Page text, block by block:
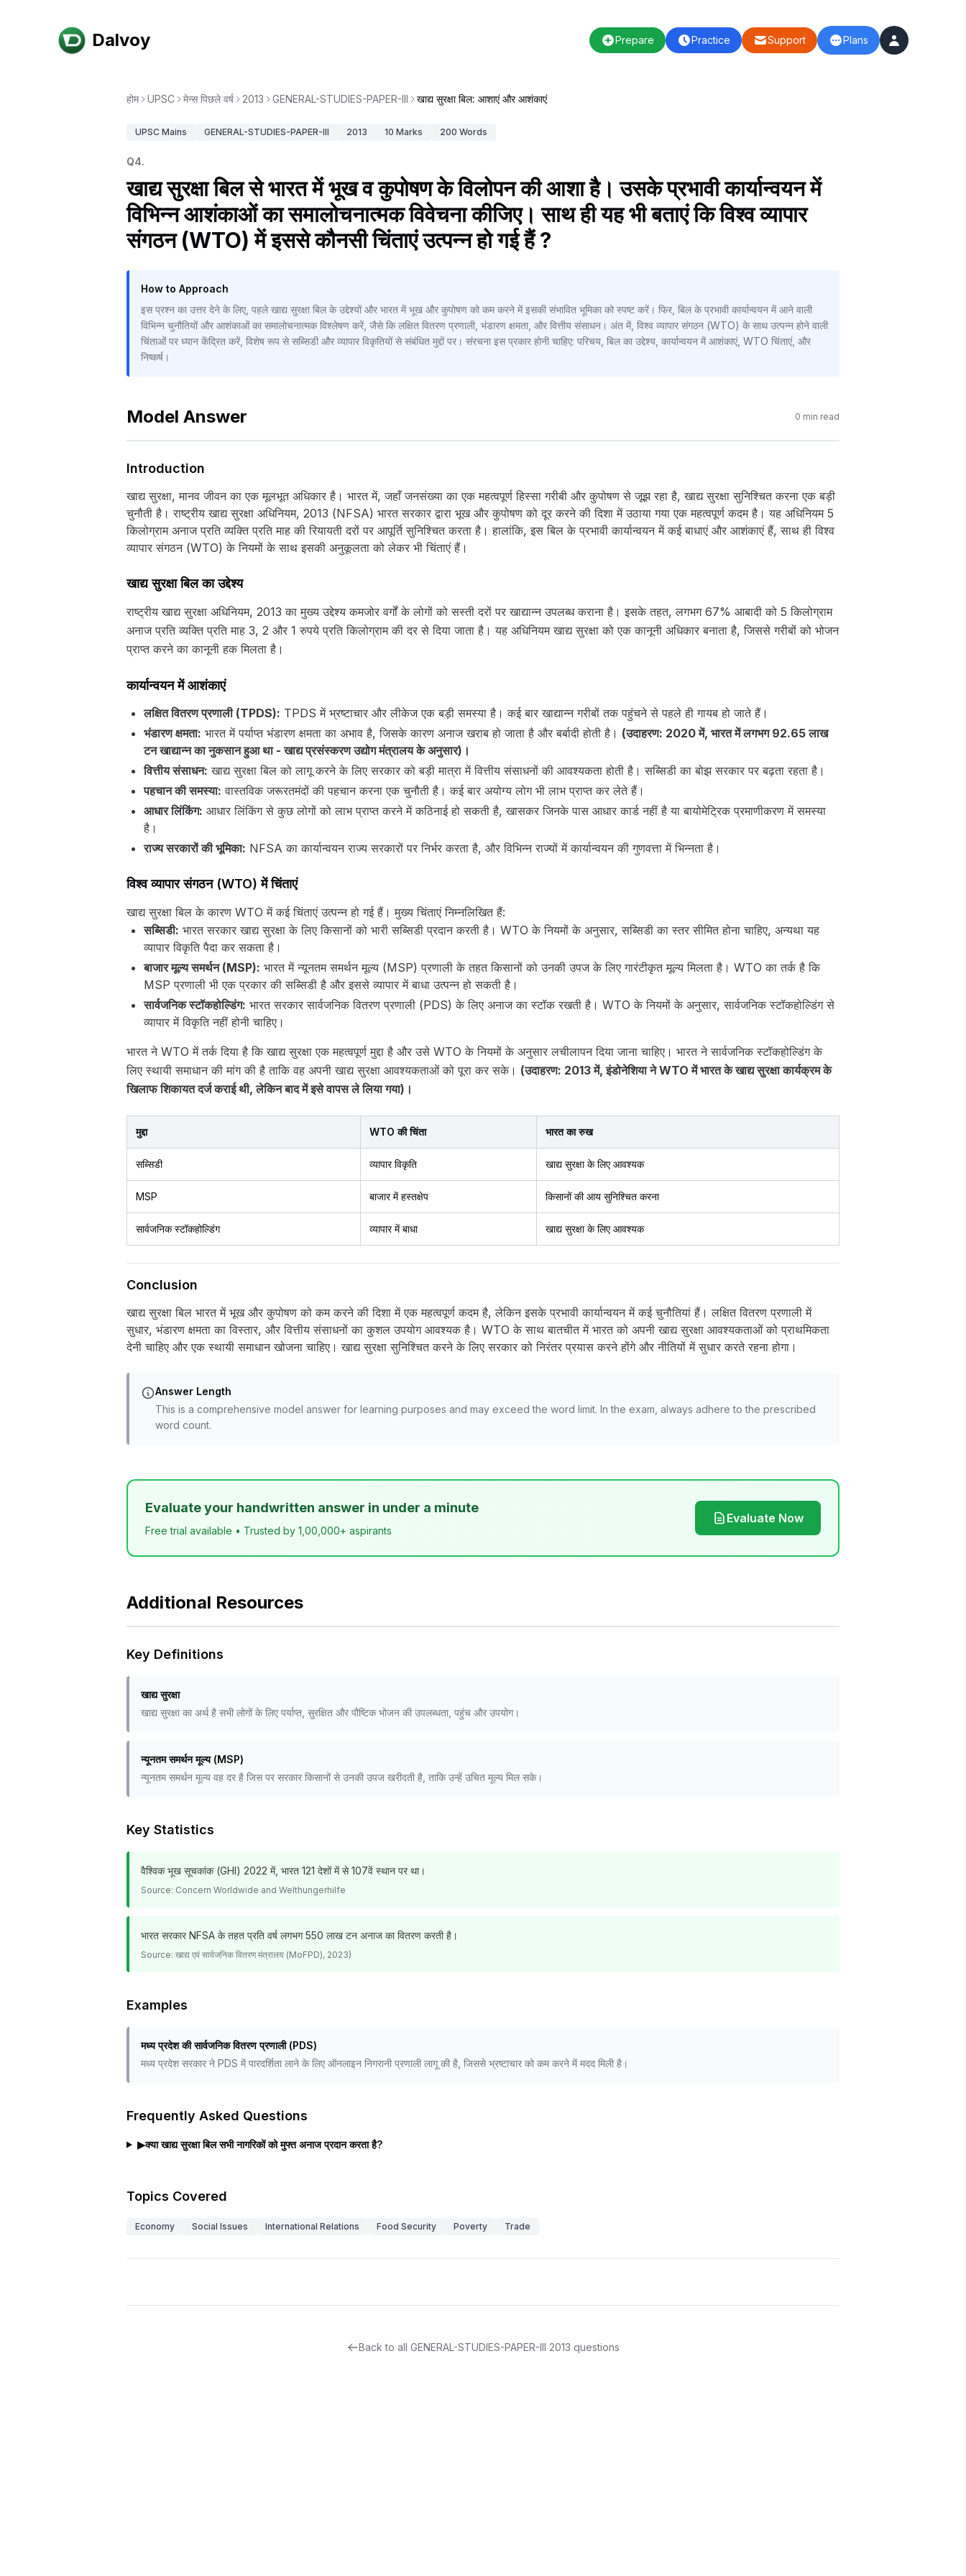
Dalvoy Prepare Practice Support Plans
होम UPSC मेन्स पिछले वर्ष 2013 GENERAL-STUDIES-PAPER-III खाद्य सुरक्षा बिल: आशाएं और आशंकाएं
UPSC Mains GENERAL-STUDIES-PAPER-III 2013 10 Marks 200 Words
Q4.
खाद्य सुरक्षा बिल से भारत में भूख व कुपोषण के विलोपन की आशा है। उसके प्रभावी कार्यान्वयन में
विभिन्न आशंकाओं का समालोचनात्मक विवेचना कीजिए। साथ ही यह भी बताएं कि विश्व व्यापार
संगठन (WTO) में इससे कौनसी चिंताएं उत्पन्न हो गई हैं ?
How to Approach
इस प्रश्न का उत्तर देने के लिए, पहले खाद्य सुरक्षा बिल के उद्देश्यों और भारत में भूख और कुपोषण को कम करने में इसकी संभावित भूमिका को स्पष्ट करें। फिर, बिल के प्रभावी कार्यान्वयन में आने वाली
विभिन्न चुनौतियों और आशंकाओं का समालोचनात्मक विश्लेषण करें, जैसे कि लक्षित वितरण प्रणाली, भंडारण क्षमता, और वित्तीय संसाधन। अंत में, विश्व व्यापार संगठन (WTO) के साथ उत्पन्न होने वाली
चिंताओं पर ध्यान केंद्रित करें, विशेष रूप से सब्सिडी और व्यापार विकृतियों से संबंधित मुद्दों पर। संरचना इस प्रकार होनी चाहिए: परिचय, बिल का उद्देश्य, कार्यान्वयन में आशंकाएं, WTO चिंताएं, और
निष्कर्ष।
Model Answer 0 min read
Introduction
खाद्य सुरक्षा, मानव जीवन का एक मूलभूत अधिकार है। भारत में, जहाँ जनसंख्या का एक महत्वपूर्ण हिस्सा गरीबी और कुपोषण से जूझ रहा है, खाद्य सुरक्षा सुनिश्चित करना एक बड़ी
चुनौती है। राष्ट्रीय खाद्य सुरक्षा अधिनियम, 2013 (NFSA) भारत सरकार द्वारा भूख और कुपोषण को दूर करने की दिशा में उठाया गया एक महत्वपूर्ण कदम है। यह अधिनियम 5
किलोग्राम अनाज प्रति व्यक्ति प्रति माह की रियायती दरों पर आपूर्ति सुनिश्चित करता है। हालांकि, इस बिल के प्रभावी कार्यान्वयन में कई बाधाएं और आशंकाएं हैं, साथ ही विश्व
व्यापार संगठन (WTO) के नियमों के साथ इसकी अनुकूलता को लेकर भी चिंताएं हैं।
खाद्य सुरक्षा बिल का उद्देश्य
राष्ट्रीय खाद्य सुरक्षा अधिनियम, 2013 का मुख्य उद्देश्य कमजोर वर्गों के लोगों को सस्ती दरों पर खाद्यान्न उपलब्ध कराना है। इसके तहत, लगभग 67% आबादी को 5 किलोग्राम
अनाज प्रति व्यक्ति प्रति माह 3, 2 और 1 रुपये प्रति किलोग्राम की दर से दिया जाता है। यह अधिनियम खाद्य सुरक्षा को एक कानूनी अधिकार बनाता है, जिससे गरीबों को भोजन
प्राप्त करने का कानूनी हक मिलता है।
कार्यान्वयन में आशंकाएं
लक्षित वितरण प्रणाली (TPDS): TPDS में भ्रष्टाचार और लीकेज एक बड़ी समस्या है। कई बार खाद्यान्न गरीबों तक पहुंचने से पहले ही गायब हो जाते हैं।
भंडारण क्षमता: भारत में पर्याप्त भंडारण क्षमता का अभाव है, जिसके कारण अनाज खराब हो जाता है और बर्बादी होती है। (उदाहरण: 2020 में, भारत में लगभग 92.65 लाख
टन खाद्यान्न का नुकसान हुआ था - खाद्य प्रसंस्करण उद्योग मंत्रालय के अनुसार)।
वित्तीय संसाधन: खाद्य सुरक्षा बिल को लागू करने के लिए सरकार को बड़ी मात्रा में वित्तीय संसाधनों की आवश्यकता होती है। सब्सिडी का बोझ सरकार पर बढ़ता रहता है।
पहचान की समस्या: वास्तविक जरूरतमंदों की पहचान करना एक चुनौती है। कई बार अयोग्य लोग भी लाभ प्राप्त कर लेते हैं।
आधार लिंकिंग: आधार लिंकिंग से कुछ लोगों को लाभ प्राप्त करने में कठिनाई हो सकती है, खासकर जिनके पास आधार कार्ड नहीं है या बायोमेट्रिक प्रमाणीकरण में समस्या
है।
राज्य सरकारों की भूमिका: NFSA का कार्यान्वयन राज्य सरकारों पर निर्भर करता है, और विभिन्न राज्यों में कार्यान्वयन की गुणवत्ता में भिन्नता है।
विश्व व्यापार संगठन (WTO) में चिंताएं
खाद्य सुरक्षा बिल के कारण WTO में कई चिंताएं उत्पन्न हो गई हैं। मुख्य चिंताएं निम्नलिखित हैं:
सब्सिडी: भारत सरकार खाद्य सुरक्षा के लिए किसानों को भारी सब्सिडी प्रदान करती है। WTO के नियमों के अनुसार, सब्सिडी का स्तर सीमित होना चाहिए, अन्यथा यह
व्यापार विकृति पैदा कर सकता है।
बाजार मूल्य समर्थन (MSP): भारत में न्यूनतम समर्थन मूल्य (MSP) प्रणाली के तहत किसानों को उनकी उपज के लिए गारंटीकृत मूल्य मिलता है। WTO का तर्क है कि
MSP प्रणाली भी एक प्रकार की सब्सिडी है और इससे व्यापार में बाधा उत्पन्न हो सकती है।
सार्वजनिक स्टॉकहोल्डिंग: भारत सरकार सार्वजनिक वितरण प्रणाली (PDS) के लिए अनाज का स्टॉक रखती है। WTO के नियमों के अनुसार, सार्वजनिक स्टॉकहोल्डिंग से
व्यापार में विकृति नहीं होनी चाहिए।
भारत ने WTO में तर्क दिया है कि खाद्य सुरक्षा एक महत्वपूर्ण मुद्दा है और उसे WTO के नियमों के अनुसार लचीलापन दिया जाना चाहिए। भारत ने सार्वजनिक स्टॉकहोल्डिंग के
लिए स्थायी समाधान की मांग की है ताकि वह अपनी खाद्य सुरक्षा आवश्यकताओं को पूरा कर सके। (उदाहरण: 2013 में, इंडोनेशिया ने WTO में भारत के खाद्य सुरक्षा कार्यक्रम के
खिलाफ शिकायत दर्ज कराई थी, लेकिन बाद में इसे वापस ले लिया गया)।
मुद्दा WTO की चिंता भारत का रुख
सब्सिडी व्यापार विकृति खाद्य सुरक्षा के लिए आवश्यक
MSP बाजार में हस्तक्षेप किसानों की आय सुनिश्चित करना
सार्वजनिक स्टॉकहोल्डिंग व्यापार में बाधा खाद्य सुरक्षा के लिए आवश्यक
Conclusion
खाद्य सुरक्षा बिल भारत में भूख और कुपोषण को कम करने की दिशा में एक महत्वपूर्ण कदम है, लेकिन इसके प्रभावी कार्यान्वयन में कई चुनौतियां हैं। लक्षित वितरण प्रणाली में
सुधार, भंडारण क्षमता का विस्तार, और वित्तीय संसाधनों का कुशल उपयोग आवश्यक है। WTO के साथ बातचीत में भारत को अपनी खाद्य सुरक्षा आवश्यकताओं को प्राथमिकता
देनी चाहिए और एक स्थायी समाधान खोजना चाहिए। खाद्य सुरक्षा सुनिश्चित करने के लिए सरकार को निरंतर प्रयास करने होंगे और नीतियों में सुधार करते रहना होगा।
Answer Length
This is a comprehensive model answer for learning purposes and may exceed the word limit. In the exam, always adhere to the prescribed
word count.
Evaluate your handwritten answer in under a minute
Free trial available • Trusted by 1,00,000+ aspirants
Evaluate Now
Additional Resources
Key Definitions
खाद्य सुरक्षा
खाद्य सुरक्षा का अर्थ है सभी लोगों के लिए पर्याप्त, सुरक्षित और पौष्टिक भोजन की उपलब्धता, पहुंच और उपयोग।
न्यूनतम समर्थन मूल्य (MSP)
न्यूनतम समर्थन मूल्य वह दर है जिस पर सरकार किसानों से उनकी उपज खरीदती है, ताकि उन्हें उचित मूल्य मिल सके।
Key Statistics
वैश्विक भूख सूचकांक (GHI) 2022 में, भारत 121 देशों में से 107वें स्थान पर था।
Source: Concern Worldwide and Welthungerhilfe
भारत सरकार NFSA के तहत प्रति वर्ष लगभग 550 लाख टन अनाज का वितरण करती है।
Source: खाद्य एवं सार्वजनिक वितरण मंत्रालय (MoFPD), 2023)
Examples
मध्य प्रदेश की सार्वजनिक वितरण प्रणाली (PDS)
मध्य प्रदेश सरकार ने PDS में पारदर्शिता लाने के लिए ऑनलाइन निगरानी प्रणाली लागू की है, जिससे भ्रष्टाचार को कम करने में मदद मिली है।
Frequently Asked Questions
▶क्या खाद्य सुरक्षा बिल सभी नागरिकों को मुफ्त अनाज प्रदान करता है?
Topics Covered
Economy Social Issues International Relations Food Security Poverty Trade
Back to all GENERAL-STUDIES-PAPER-III 2013 questions